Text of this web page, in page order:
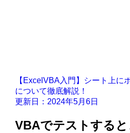
【ExcelVBA入門】シート上に
について徹底解説！
更新日：2024年5月6日
VBAでテストする